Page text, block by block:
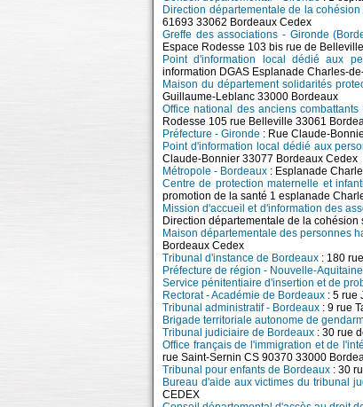
Direction départementale de la
61693 33062 Bordeaux Cedex
Greffe des associations - Gironde
Espace Rodesse 103 bis rue de
Point d'information local dédié aux
information DGAS Esplanade Charles-
Maison du département solidarités
Guillaume-Leblanc 33000 Bordeaux
Office national des anciens
Rodesse 105 rue Belleville 33061
Préfecture - Gironde : Rue Claude-
Point d'information local dédié aux
Claude-Bonnier 33077 Bordeaux Cedex
Métropole - Bordeaux : Esplanade
Centre de protection maternelle et
promotion de la santé 1 esplanade
Mission d'accueil et d'information des
Direction départementale de la
Maison départementale des personnes
Bordeaux Cedex
Tribunal d'instance de Bordeaux : 180
Préfecture de région - Nouvelle-Aquitaine
Service pénitentiaire d'insertion et de
Rectorat - Académie de Bordeaux : 5 rue
Tribunal administratif - Bordeaux : 9 rue
Brigade territoriale autonome de
Tribunal judiciaire de Bordeaux : 30 rue
Office français de l'immigration et de
rue Saint-Sernin CS 90370 33000
Tribunal pour enfants de Bordeaux : 30
Bureau d'aide aux victimes du tribunal
CEDEX